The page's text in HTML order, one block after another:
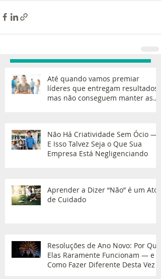
Até quando vamos premiar
líderes que entregam resultados,
mas não conseguem manter as
Não Há Criatividade Sem Ócio —
E Isso Talvez Seja o Que Sua
Empresa Está Negligenciando
Aprender a Dizer “Não” é um Ato
de Cuidado
Resoluções de Ano Novo: Por Que
Elas Raramente Funcionam — e
Como Fazer Diferente Desta Vez